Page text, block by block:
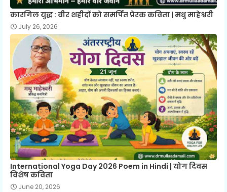
कारगिल युद्ध : वीर शहीदों को समर्पित प्रेरक कविता | मधु माहेश्वरी
July 26, 2026
International Yoga Day 2026 Poem in Hindi | योग दिवस
विशेष कविता
June 20, 2026